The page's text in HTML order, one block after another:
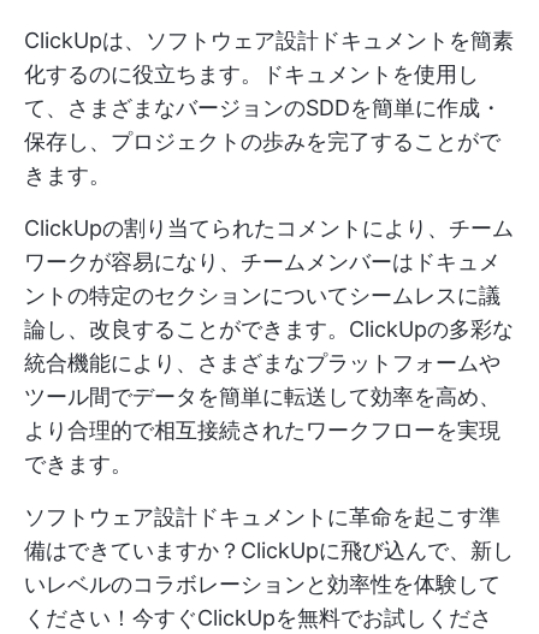
ClickUpは、ソフトウェア設計ドキュメントを簡素
化するのに役立ちます。ドキュメントを使用し
て、さまざまなバージョンのSDDを簡単に作成・
保存し、プロジェクトの歩みを完了することがで
きます。
ClickUpの割り当てられたコメントにより、チーム
ワークが容易になり、チームメンバーはドキュメ
ントの特定のセクションについてシームレスに議
論し、改良することができます。ClickUpの多彩な
統合機能により、さまざまなプラットフォームや
ツール間でデータを簡単に転送して効率を高め、
より合理的で相互接続されたワークフローを実現
できます。
ソフトウェア設計ドキュメントに革命を起こす準
備はできていますか？ClickUpに飛び込んで、新し
いレベルのコラボレーションと効率性を体験して
ください！今すぐClickUpを無料でお試しくださ